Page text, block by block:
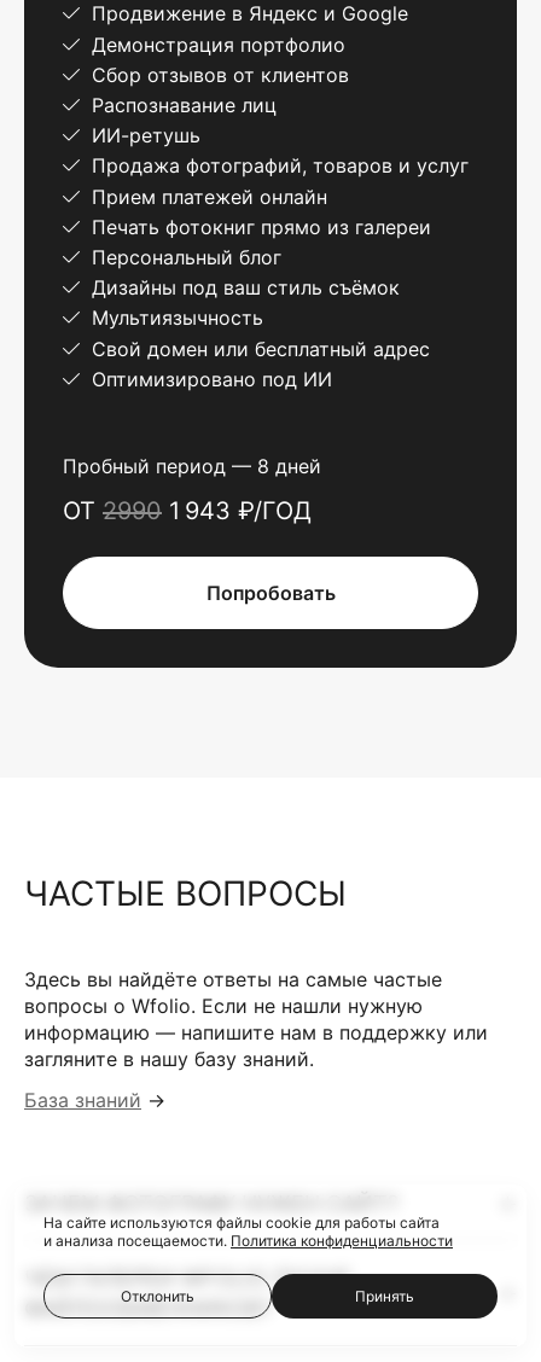
Продвижение в Яндекс и Google
Демонстрация портфолио
Сбор отзывов от клиентов
Распознавание лиц
ИИ-ретушь
Продажа фотографий, товаров и услуг
Прием платежей онлайн
Печать фотокниг прямо из галереи
Персональный блог
Дизайны под ваш стиль съёмок
Мультиязычность
Свой домен или бесплатный адрес
Оптимизировано под ИИ
Пробный период — 8 дней
ОТ 2990 1 943 ₽/ГОД
Попробовать
ЧАСТЫЕ ВОПРОСЫ
Здесь вы найдёте ответы на самые частые
вопросы о Wfolio. Если не нашли нужную
информацию — напишите нам в поддержку или
загляните в нашу базу знаний.
База знаний →
ЧЕМ ГАЛЕРЕИ WFOLIO ЛУЧШЕ
ФАЙЛООБМЕННИКОВ?
На сайте используются файлы cookie для работы сайта
и анализа посещаемости. Политика конфиденциальности
Отклонить Принять